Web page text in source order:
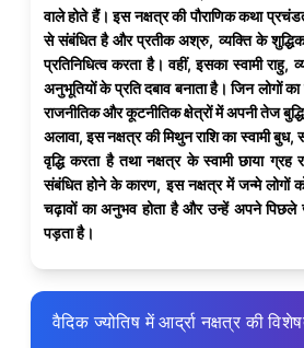
वाले होते हैं। इस नक्षत्र की पौराणिक कथा
से संबंधित है और प्रतीक अश्रु, व्यक्ति के
प्रतिनिधित्व करता है। वहीं, इसका स्वामी राहु,
अनुभूतियों के प्रति दबाव बनाता है। जिन लोगों
राजनीतिक और कूटनीतिक क्षेत्रों में अपनी तेज
अलावा, इस नक्षत्र की मिथुन राशि का स्वामी बुध,
वृद्धि करता है तथा नक्षत्र के स्वामी छाया ग्रह
संबंधित होने के कारण, इस नक्षत्र में जन्मे लोगों
चढ़ावों का अनुभव होता है और उन्हें अपने पिछले
पड़ता है।
वैदिक ज्योतिष में आर्द्रा नक्षत्र की